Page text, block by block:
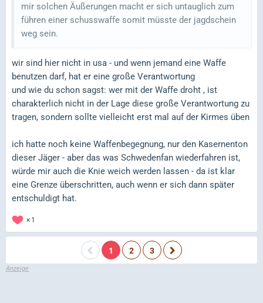
mir solchen Äußerungen macht er sich untauglich zum
führen einer schusswaffe somit müsste der jagdschein
weg sein.
wir sind hier nicht in usa - und wenn jemand eine Waffe
benutzen darf, hat er eine große Verantwortung
und wie du schon sagst: wer mit der Waffe droht , ist
charakterlich nicht in der Lage diese große Verantwortung zu
tragen, sondern sollte vielleicht erst mal auf der Kirmes üben
ich hatte noch keine Waffenbegegnung, nur den Kasernenton
dieser Jäger - aber das was Schwedenfan wiederfahren ist,
würde mir auch die Knie weich werden lassen - da ist klar
eine Grenze überschritten, auch wenn er sich dann später
entschuldigt hat.
1
1 2 3